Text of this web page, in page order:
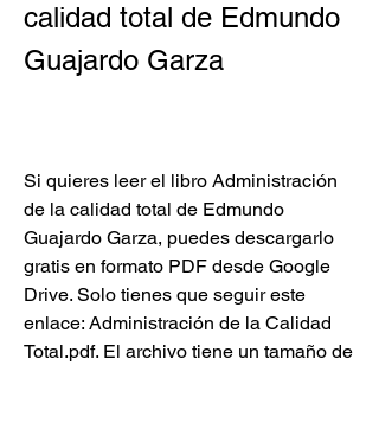
calidad total de Edmundo
Guajardo Garza
Si quieres leer el libro Administración
de la calidad total de Edmundo
Guajardo Garza, puedes descargarlo
gratis en formato PDF desde Google
Drive. Solo tienes que seguir este
enlace: Administración de la Calidad
Total.pdf. El archivo tiene un tamaño de